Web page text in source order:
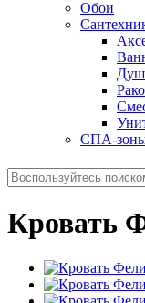
Обои
СПА-
Кровать